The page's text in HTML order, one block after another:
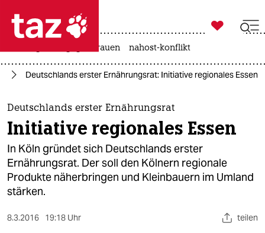
 taz zahl ich
taz zahl ich
themen
politik
öko
gesellschaft
kultur

taz zahl ich
gewalt gegen frauen nahost-konflikt
Deutschlands erster Ernährungsrat: Initiative regionales Essen
Deutschlands erster Ernährungsrat
Initiative regionales Essen
In Köln gründet sich Deutschlands erster
Ernährungsrat. Der soll den Kölnern regionale
Produkte näherbringen und Kleinbauern im Umland
stärken.
8.3.2016 19:18 Uhr teilen